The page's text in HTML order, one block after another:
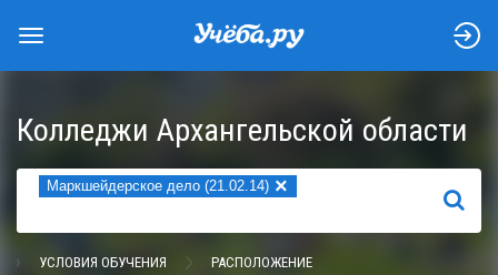
Колледжи Архангельской области
Маркшейдерское дело (21.02.14) ×
НАЙТИ
УСЛОВИЯ ОБУЧЕНИЯ РАСПОЛОЖЕНИЕ